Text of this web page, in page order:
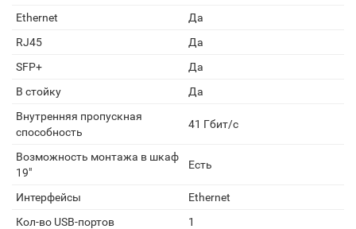
Ethernet
Да
RJ45
Да
SFP+
Да
В стойку
Да
Внутренняя пропускная
способность
41 Гбит/с
Возможность монтажа в шкаф
19"
Есть
Интерфейсы
Ethernet
Кол-во USB-портов
1